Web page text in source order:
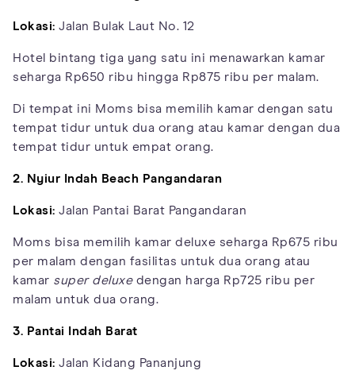
Lokasi: Jalan Bulak Laut No. 12
Hotel bintang tiga yang satu ini menawarkan kamar
seharga Rp650 ribu hingga Rp875 ribu per malam.
Di tempat ini Moms bisa memilih kamar dengan satu
tempat tidur untuk dua orang atau kamar dengan dua
tempat tidur untuk empat orang.
2. Nyiur Indah Beach Pangandaran
Lokasi: Jalan Pantai Barat Pangandaran
Moms bisa memilih kamar deluxe seharga Rp675 ribu
per malam dengan fasilitas untuk dua orang atau
kamar super deluxedengan harga Rp725 ribu per
malam untuk dua orang.
3. Pantai Indah Barat
Lokasi: Jalan Kidang Pananjung